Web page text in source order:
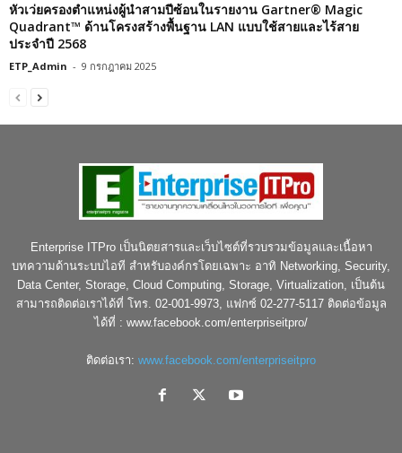
หัวเว่ยครองตำแหน่งผู้นำสามปีซ้อนในรายงาน Gartner® Magic
Quadrant™ ด้านโครงสร้างพื้นฐาน LAN แบบใช้สายและไร้สาย
ประจำปี 2568
ETP_Admin - 9 กรกฎาคม 2025
Enterprise ITPro เป็นนิตยสารและเว็บไซต์ที่รวบรวมข้อมูลและเนื้อหา
บทความด้านระบบไอที สำหรับองค์กรโดยเฉพาะ อาทิ Networking, Security,
Data Center, Storage, Cloud Computing, Storage, Virtualization, เป็นต้น
สามารถติดต่อเราได้ที่ โทร. 02-001-9973, แฟกซ์ 02-277-5117 ติดต่อข้อมูล
ได้ที่ : www.facebook.com/enterpriseitpro/
ติดต่อเรา: www.facebook.com/enterpriseitpro